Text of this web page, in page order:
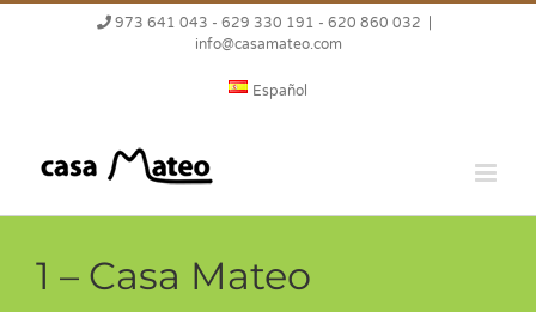
973 641 043 - 629 330 191 - 620 860 032
info@casamateo.com
Español
1 – Casa Mateo